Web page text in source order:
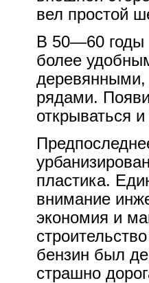
вел простой
В 50—60 годы
более
деревянными,
рядами.
открываться
пластика.
внимание
экономия и
бензин был
страшно